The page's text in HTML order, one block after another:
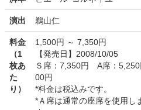
演出 鵜山仁
料金
（1
枚あ
た
り）
1,500円 ～ 7,350円
【発売日】2008/10/05
Ｓ席：7,350円 A席：
00円
*料金は税込みです。
*Ａ席は通常の座席を使用し